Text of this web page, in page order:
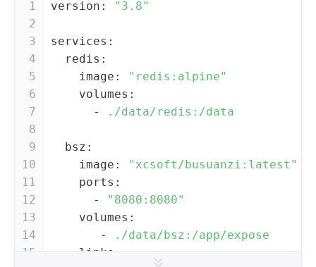
1
2
3
4
5
6
7
8
9
10
11
12
13
14
15
version: "3.8"
services:
redis:
image:
"redis:alpine"
volumes:
-
./data/redis:/data
bsz:
image:
"xcsoft/busuanzi:latest"
ports:
-
"8080:8080"
volumes:
-
./data/bsz:/app/expose
links: